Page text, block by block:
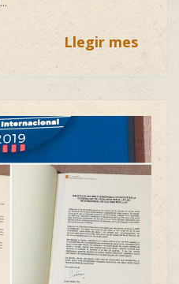
Llegir mes